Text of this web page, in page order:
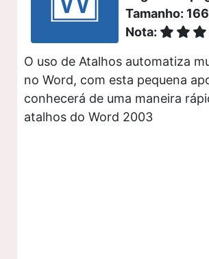
Tamanho:
Nota:
O uso de Atalhos automatiza
no Word, com esta pequena
conhecerá de uma maneira
atalhos do Word 2003